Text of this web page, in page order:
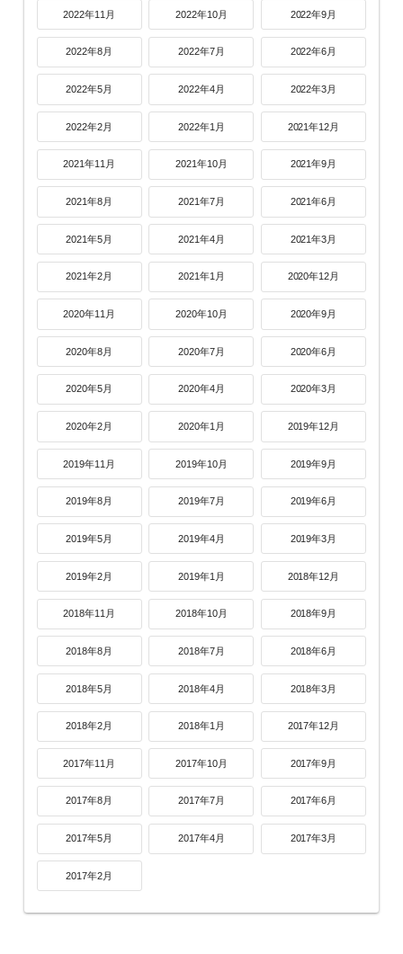
2022年11月 2022年10月 2022年9月
2022年8月 2022年7月 2022年6月
2022年5月 2022年4月 2022年3月
2022年2月 2022年1月 2021年12月
2021年11月 2021年10月 2021年9月
2021年8月 2021年7月 2021年6月
2021年5月 2021年4月 2021年3月
2021年2月 2021年1月 2020年12月
2020年11月 2020年10月 2020年9月
2020年8月 2020年7月 2020年6月
2020年5月 2020年4月 2020年3月
2020年2月 2020年1月 2019年12月
2019年11月 2019年10月 2019年9月
2019年8月 2019年7月 2019年6月
2019年5月 2019年4月 2019年3月
2019年2月 2019年1月 2018年12月
2018年11月 2018年10月 2018年9月
2018年8月 2018年7月 2018年6月
2018年5月 2018年4月 2018年3月
2018年2月 2018年1月 2017年12月
2017年11月 2017年10月 2017年9月
2017年8月 2017年7月 2017年6月
2017年5月 2017年4月 2017年3月
2017年2月